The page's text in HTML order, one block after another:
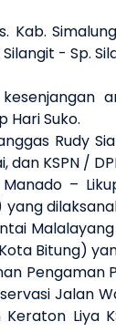
- Sp.
Suko.
Rudy
dan KSPN /
–
yang
Bitung)
Jalan
Liya